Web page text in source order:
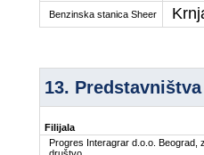
Benzinska stanica Sheer
13. Predstavništva
Filijala
Progres Interagrar d.o.o. Beograd,